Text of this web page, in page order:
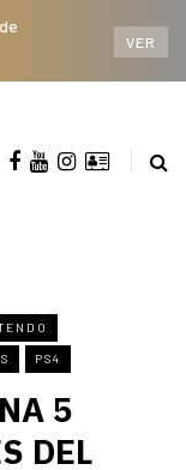
VER
PS4
5
DEL